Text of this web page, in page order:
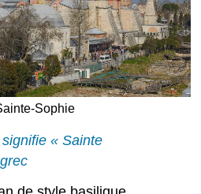
Sophie
« Sainte